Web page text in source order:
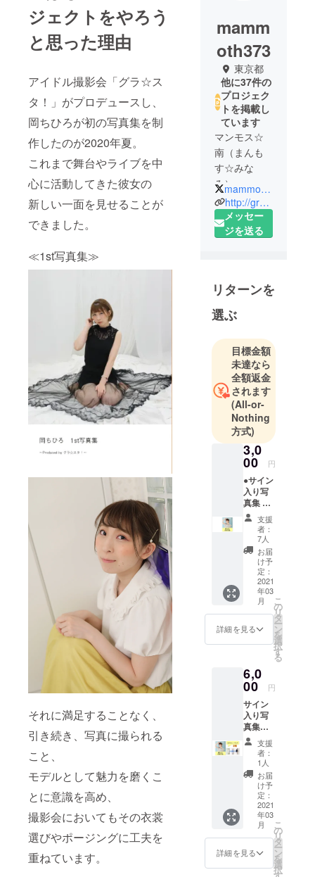
ジェクトをやろう
と思った理由
アイドル撮影会「グラ☆ス
タ！」がプロデュースし、
岡ちひろが初の写真集を制
作したのが2020年夏。
これまで舞台やライブを中
心に活動してきた彼女の
新しい一面を見せることが
できました。
≪1st写真集≫
それに満足することなく、
引き続き、写真に撮られる
こと、
モデルとして魅力を磨くこ
とに意識を高め、
撮影会においてもその衣裳
選びやポージングに工夫を
重ねています。
mamm
oth373
東京都
他に37件の
プロジェク
トを掲載し
ています
マンモス☆
南（まんも
す☆みな
み）
1967年9月
12日 神奈
川県出身
店、映画企
画・制作会
社、映画配
給会社宣伝
部を経て、
グラビアア
イドル・モ
デル撮影会
「グラ☆ス
タ！」を立
ち上げ。現
在は下記の
業務を行
★グラ☆ス
タ！撮影
会、ファン
ミーティン
グの企画・
運営
★ニコニコ
チャンネル
「グラ☆ス
タ！チャン
組プロ
デュース
★通販サイ
ト「グラス
タショッ
プ」の運営
★コンビニ
のマルチコ
ピー機での
オリジナル
ブロマイド
販売
★ニッポン
mammoth373
http://gra-sta.com/
メッセー
ジを送る
リターンを
選ぶ
目標金額
未達なら
全額返金
されます
(All-or-
Nothing
方式)
3,0
00 円
●サイン
入り写
真集 完
成した
写真集1
冊に岡
ちひろ
のサイ
ンを入
れてお
送りし
ます。
支援
者：
7人
お届
け予
定：
2021
年03
月
詳細を見る
こ
の
リ
タ
ー
ン
を
選
択
す
る
6,0
00 円
サイン
入り写
真集＋
オフ
ショッ
トチェ
キ ●完
成した
写真集1
冊 ●オ
ショッ
トチェ
キ3枚
にサイ
ンを入
支援
者：
1人
お届
け予
定：
2021
年03
月
詳細を見る
こ
の
リ
タ
ー
ン
を
選
択